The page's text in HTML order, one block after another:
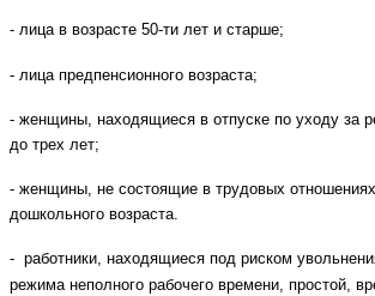
- лица в возрасте 50-ти лет и старше;
- лица предпенсионного возраста;
- женщины, находящиеся в отпуске по уходу за
до трех лет;
- женщины, не состоящие в трудовых
дошкольного возраста.
- работники, находящиеся под риском
режима неполного рабочего времени, простой,